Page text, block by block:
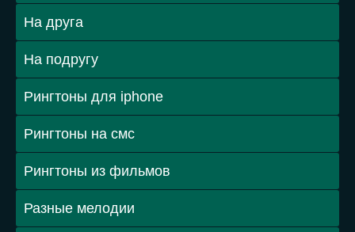
На друга
На подругу
Рингтоны для iphone
Рингтоны на смс
Рингтоны из фильмов
Разные мелодии